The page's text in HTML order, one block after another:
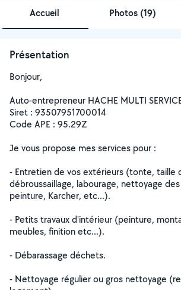
Accueil Photos (19)
Présentation
Bonjour,
Auto-entrepreneur HACHE MULTI
Siret : 93507951700014
Code APE : 95.29Z
Je vous propose mes services pour :
- Entretien de vos extérieurs (tonte, taille
débroussaillage, labourage, nettoyage
peinture, Karcher, etc...).
- Petits travaux d'intérieur (peinture,
meubles, finition etc...).
- Débarassage déchets.
- Nettoyage régulier ou gros nettoyage